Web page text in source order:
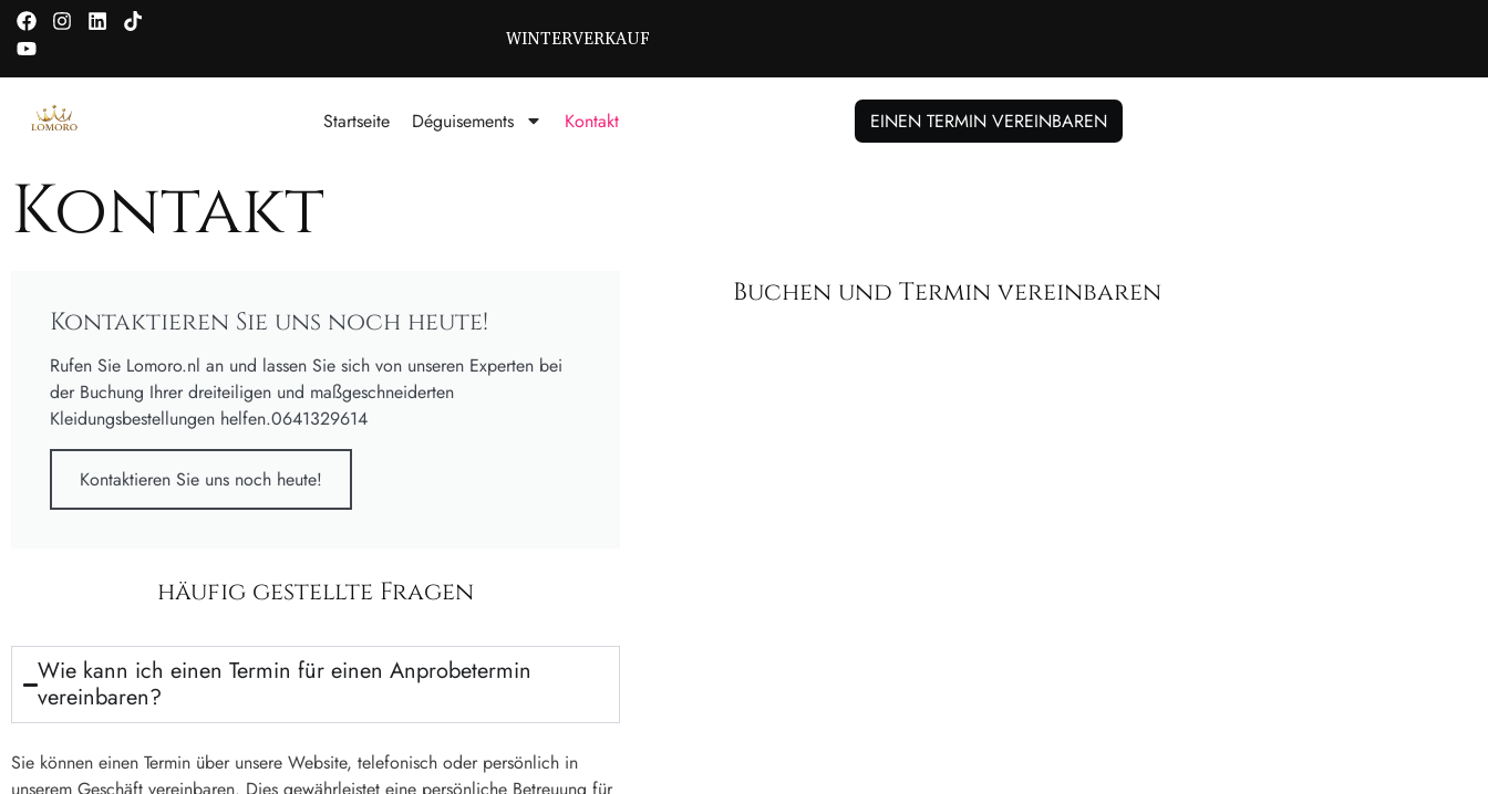
WINTERVERKAUF
Startseite Déguisements Kontakt EINEN TERMIN VEREINBAREN
Kontakt
Kontaktieren Sie uns noch heute!
Rufen Sie Lomoro.nl an und lassen Sie sich von unseren Experten bei
der Buchung Ihrer dreiteiligen und maßgeschneiderten
Kleidungsbestellungen helfen.0641329614
Kontaktieren Sie uns noch heute!
häufig gestellte Fragen
Wie kann ich einen Termin für einen Anprobetermin
vereinbaren?
Sie können einen Termin über unsere Website, telefonisch oder persönlich in
Buchen und Termin vereinbaren